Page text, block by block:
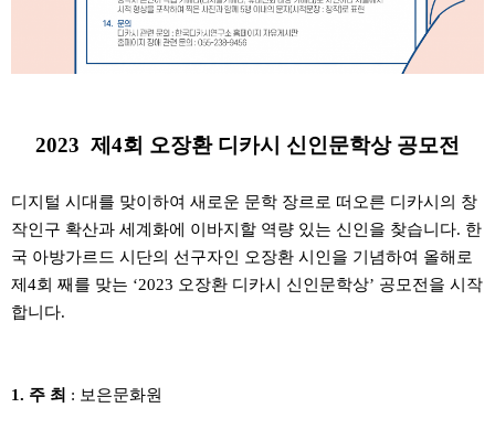
2023 제4회 오장환 디카시 신인문학상 공모전
디지털 시대를 맞이하여 새로운 문학 장르로 떠오른 디카시의 창
작인구 확산과 세계화에 이바지할 역량 있는 신인을 찾습니다. 한
국 아방가르드 시단의 선구자인 오장환 시인을 기념하여 올해로
제4회 째를 맞는 ‘2023 오장환 디카시 신인문학상’ 공모전을 시작
합니다.
1. 주 최 : 보은문화원